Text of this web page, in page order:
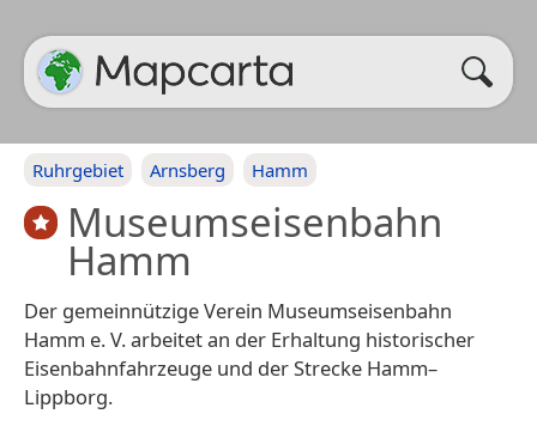
Ruhrgebiet Arnsberg Hamm
Museumseisenbahn
Hamm
Der gemeinnützige Verein Museumseisenbahn
Hamm e. V. arbeitet an der Erhaltung historischer
Eisenbahnfahrzeuge und der Strecke Hamm–
Lippborg.